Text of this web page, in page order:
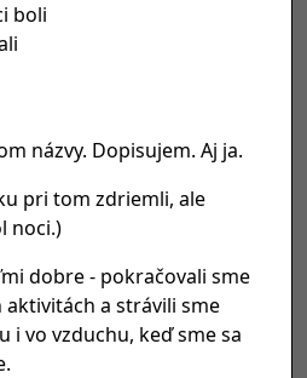
boli
názvy. Dopisujem. Aj ja.
pri tom zdriemli, ale
noci.)
dobre - pokračovali sme
aktivitách a strávili sme
i vo vzduchu, keď sme sa